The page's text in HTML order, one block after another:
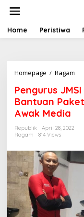
t
Home Peristiwa
Homepage / Ragam
n
g
u
M
S
r
Pengurus
Bantuan
Awak Media
Republik
April 28, 2022
Ragam
814 Views